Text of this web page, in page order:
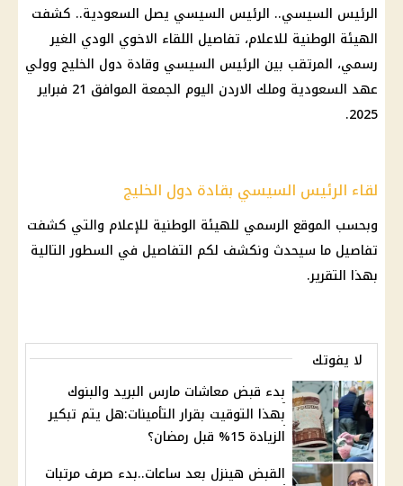
الرئيس السيسي.. الرئيس السيسي يصل السعودية.. كشفت
الهيئة الوطنية للاعلام، تفاصيل اللقاء الاخوي الودي الغير
رسمي، المرتقب بين الرئيس السيسي وقادة دول الخليج وولي
عهد السعودية وملك الاردن اليوم الجمعة الموافق 21
فبراير
2025
.
لقاء الرئيس السيسي بقادة دول الخليج
وبحسب الموقع الرسمي للهيئة الوطنية للإعلام والتي كشفت
تفاصيل ما سيحدث ونكشف لكم التفاصيل في السطور التالية
بهذا التقرير.
لا يفوتك
بدء قبض معاشات مارس البريد والبنوك
بهذا التوقيت بقرار التأمينات:هل يتم تبكير
الزيادة 15% قبل رمضان؟
القبض هينزل بعد ساعات..بدء صرف مرتبات